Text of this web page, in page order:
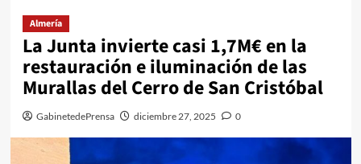
Almería
La Junta invierte casi 1,7M€ en la
restauración e iluminación de las
Murallas del Cerro de San Cristóbal
GabinetedePrensa diciembre 27, 2025 0